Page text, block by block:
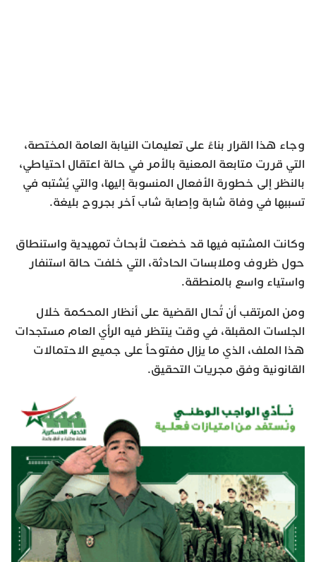
وجاء هذا القرار بناءً على تعليمات النيابة العامة المختصة،
التي قررت متابعة المعنية بالأمر في حالة اعتقال احتياطي،
بالنظر إلى خطورة الأفعال المنسوبة إليها، والتي يُشتبه في
تسببها في وفاة شابة وإصابة شاب آخر بجروح بليغة.
وكانت المشتبه فيها قد خضعت لأبحاث تمهيدية واستنطاق
حول ظروف وملابسات الحادثة، التي خلفت حالة استنفار
واستياء واسع بالمنطقة.
ومن المرتقب أن تُحال القضية على أنظار المحكمة خلال
الجلسات المقبلة، في وقت ينتظر فيه الرأي العام مستجدات
هذا الملف، الذي ما يزال مفتوحاً على جميع الاحتمالات
القانونية وفق مجريات التحقيق.